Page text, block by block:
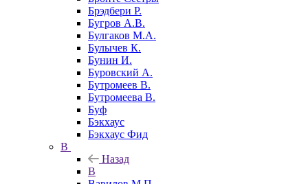
Брэдбери Р.
Бугров А.В.
Булгаков М.А.
Булычев К.
Бунин И.
Буровский А.
Бутромеев В.
Бутромеева В.
Буф
Бэкхаус
Бэкхаус Фид
В
Назад
В